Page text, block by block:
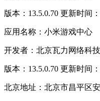
版本：13.5.0.70 更新时间
应用名称：小米游戏中心
开发者：北京瓦力网络科
版本：13.5.0.70 更新时间
北京地址：北京市昌平区